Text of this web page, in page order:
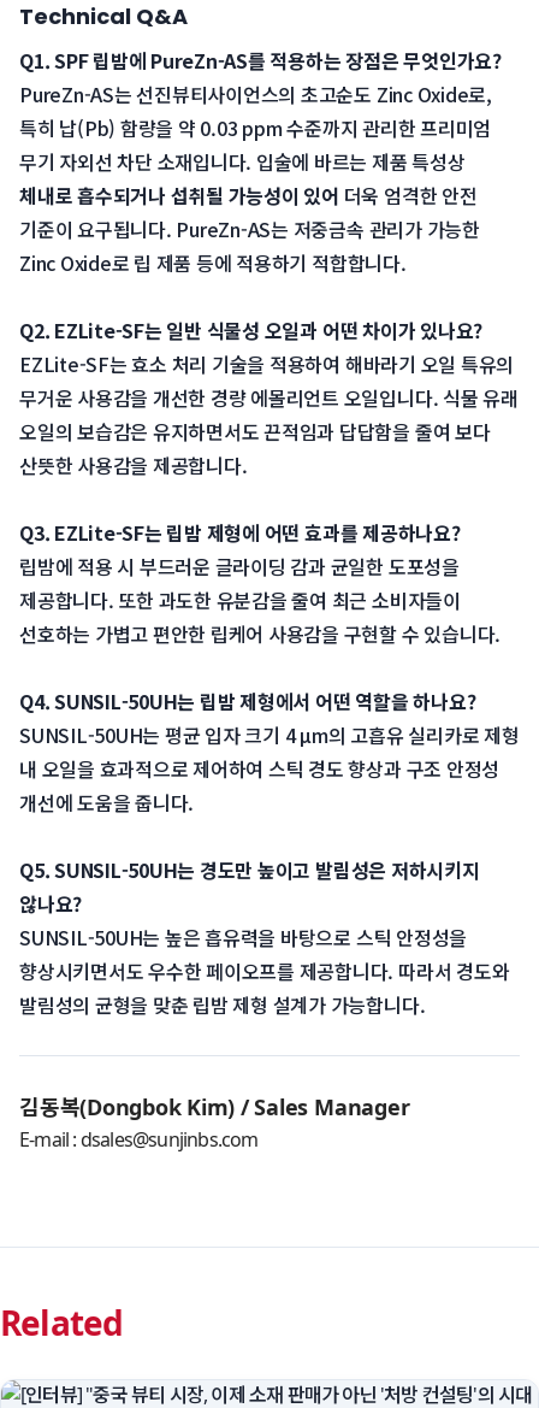
Technical Q&A
Q1. SPF 립밤에 PureZn-AS를 적용하는 장점은 무엇인가요?
PureZn-AS는 선진뷰티사이언스의 초고순도 Zinc Oxide로,
특히 납(Pb) 함량을 약 0.03 ppm 수준까지 관리한 프리미엄
무기 자외선 차단 소재입니다. 입술에 바르는 제품 특성상
체내로 흡수되거나 섭취될 가능성이 있어 더욱 엄격한 안전
기준이 요구됩니다. PureZn-AS는 저중금속 관리가 가능한
Zinc Oxide로 립 제품 등에 적용하기 적합합니다.
Q2. EZLite-SF는 일반 식물성 오일과 어떤 차이가 있나요?
EZLite-SF는 효소 처리 기술을 적용하여 해바라기 오일 특유의
무거운 사용감을 개선한 경량 에몰리언트 오일입니다. 식물 유래
오일의 보습감은 유지하면서도 끈적임과 답답함을 줄여 보다
산뜻한 사용감을 제공합니다.
Q3. EZLite-SF는 립밤 제형에 어떤 효과를 제공하나요?
립밤에 적용 시 부드러운 글라이딩 감과 균일한 도포성을
제공합니다. 또한 과도한 유분감을 줄여 최근 소비자들이
선호하는 가볍고 편안한 립케어 사용감을 구현할 수 있습니다.
Q4. SUNSIL-50UH는 립밤 제형에서 어떤 역할을 하나요?
SUNSIL-50UH는 평균 입자 크기 4 μm의 고흡유 실리카로 제형
내 오일을 효과적으로 제어하여 스틱 경도 향상과 구조 안정성
개선에 도움을 줍니다.
Q5. SUNSIL-50UH는 경도만 높이고 발림성은 저하시키지
않나요?
SUNSIL-50UH는 높은 흡유력을 바탕으로 스틱 안정성을
향상시키면서도 우수한 페이오프를 제공합니다. 따라서 경도와
발림성의 균형을 맞춘 립밤 제형 설계가 가능합니다.
김동복(Dongbok Kim) / Sales Manager
E-mail : dsales@sunjinbs.com
Related